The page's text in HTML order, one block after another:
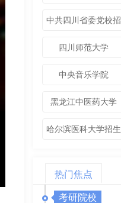
章
中共四川省委党校招
生简章
四川师范大学
中央音乐学院
黑龙江中医药大学
哈尔滨医科大学招生
热门焦点
考研院校